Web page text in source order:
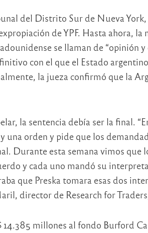
del Distrito Sur de Nueva
de YPF. Hasta ahora,
se llaman de “opinión
con el que el Estado
la jueza confirmó que la
la sentencia debía ser la final.
una orden y pide que los
Durante esta semana vimos que
y cada uno mandó su
que Preska tomara esas dos
director de Research for
14.385 millones al fondo Burford